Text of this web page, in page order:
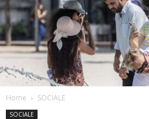
Home SOCIALE
SOCIALE